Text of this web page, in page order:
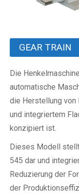
GEAR TRAIN
Die Henkelmaschine
automatische
die Herstellung von
und integriertem
konzipiert ist.
Dieses Modell
545 dar und
Reduzierung der
der